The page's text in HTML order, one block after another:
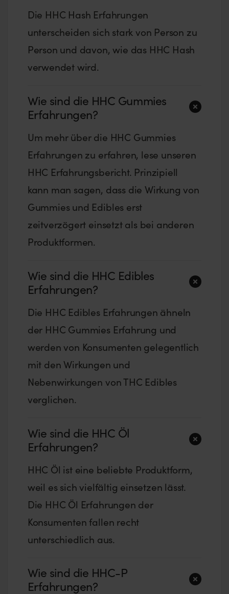
Die HHC Hash Erfahrungen
unterscheiden sich stark von Person zu
Person und davon, wie das HHC Hash
verwendet wird.
Wie sind die HHC Gummies
Erfahrungen?
Um mehr über die HHC Gummies
Erfahrungen zu erfahren, lese unseren
HHC Erfahrungsbericht. Prinzipiell
kann man sagen, dass die Wirkung von
Gummies und Edibles erst
zeitverzögert einsetzt als bei anderen
Produktformen.
Wie sind die HHC Edibles
Erfahrungen?
Die HHC Edibles Erfahrungen ähneln
der HHC Gummies Erfahrung und
werden von Konsumenten gelegentlich
mit den Wirkungen und
Nebenwirkungen von THC Edibles
verglichen.
Wie sind die HHC Öl
Erfahrungen?
HHC Öl ist eine beliebte Produktform,
weil es sich vielfältig einsetzen lässt.
Die HHC Öl Erfahrungen der
Konsumenten fallen recht
unterschiedlich aus.
Wie sind die HHC-P
Erfahrungen?